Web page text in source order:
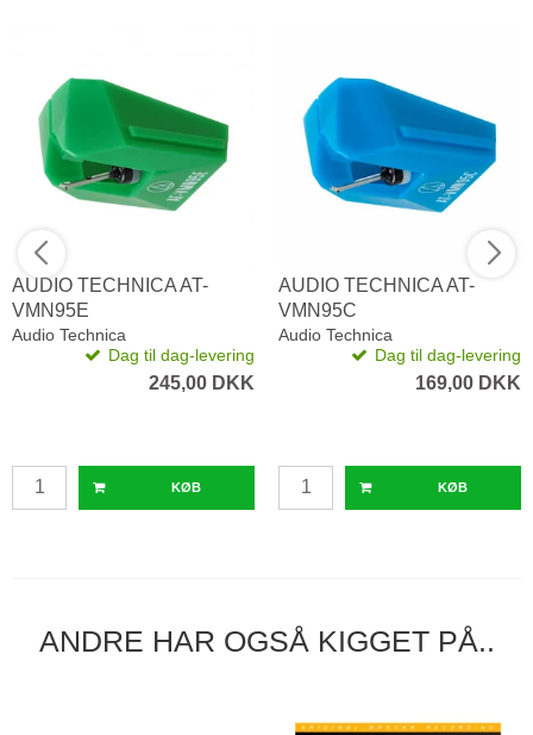
AUDIO TECHNICA AT-
VMN95E
Audio Technica
Dag til dag-levering
245,00 DKK
KØB
AUDIO TECHNICA AT-
VMN95C
Audio Technica
Dag til dag-levering
169,00 DKK
KØB
ANDRE HAR OGSÅ KIGGET PÅ..